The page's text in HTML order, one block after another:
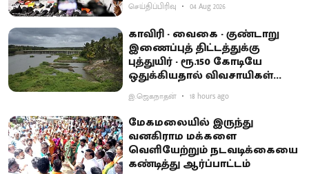
செய்திப்பிரிவு 04 Aug 2026
காவிரி - வைகை - குண்டாறு
இணைப்புத் திட்டத்துக்கு
புத்துயிர் - ரூ.150 கோடியே
ஒதுக்கியதால் விவசாயிகள்
ஏமாற்றம்
இ.ஜெகநாதன் 18 hours ago
மேகமலையில் இருந்து
வனகிராம மக்களை
வெளியேற்றும் நடவடிக்கையை
கண்டித்து ஆர்ப்பாட்டம்